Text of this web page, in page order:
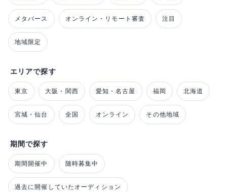
メタバース オンライン・リモート審査 注目
地域限定
エリアで探す
東京 大阪・関西 愛知・名古屋 福岡 北海道
宮城・仙台 全国 オンライン その他地域
期間で探す
期間開催中 随時募集中
過去に開催していたオーディション